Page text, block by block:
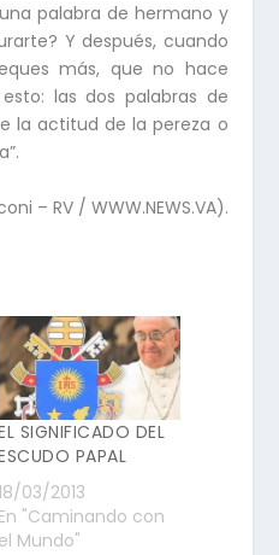
palabra de hermano y
Y después, cuando
más, que no hace
las dos palabras de
la actitud de la pereza o
– RV / WWW.NEWS.VA).
SIGNIFICADO DEL
PAPAL
03/2013
En "Caminando con
el Mundo"